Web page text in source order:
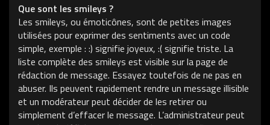
Que sont les smileys ?
Les smileys, ou émoticônes, sont de petites images
utilisées pour exprimer des sentiments avec un code
simple, exemple : :) signifie joyeux, :( signifie triste. La
liste complète des smileys est visible sur la page de
rédaction de message. Essayez toutefois de ne pas en
abuser. Ils peuvent rapidement rendre un message illisible
et un modérateur peut décider de les retirer ou
simplement d’effacer le message. L’administrateur peut